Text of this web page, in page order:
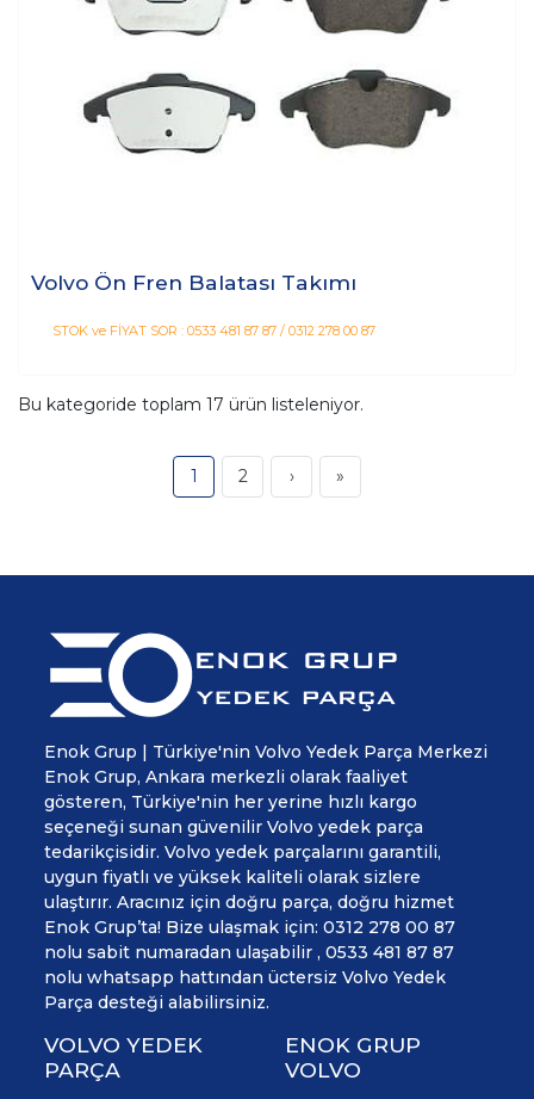
Volvo Ön Fren Balatası Takımı
STOK ve FİYAT SOR : 0533 481 87 87 / 0312 278 00 87
Bu kategoride toplam 17 ürün listeleniyor.
1 2 › »
Enok Grup | Türkiye'nin Volvo Yedek Parça Merkezi
Enok Grup, Ankara merkezli olarak faaliyet
gösteren, Türkiye'nin her yerine hızlı kargo
seçeneği sunan güvenilir Volvo yedek parça
tedarikçisidir. Volvo yedek parçalarını garantili,
uygun fiyatlı ve yüksek kaliteli olarak sizlere
ulaştırır. Aracınız için doğru parça, doğru hizmet
Enok Grup’ta! Bize ulaşmak için: 0312 278 00 87
nolu sabit numaradan ulaşabilir , 0533 481 87 87
nolu whatsapp hattından üctersiz Volvo Yedek
Parça desteği alabilirsiniz.
VOLVO YEDEK
PARÇA
ENOK GRUP
VOLVO